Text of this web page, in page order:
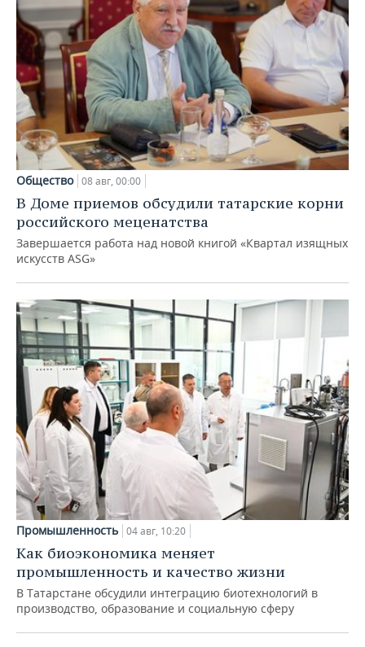
Общество 08 авг, 00:00
В Доме приемов обсудили татарские корни
российского меценатства
Завершается работа над новой книгой «Квартал изящных
искусств ASG»
Промышленность 04 авг, 10:20
Как биоэкономика меняет
промышленность и качество жизни
В Татарстане обсудили интеграцию биотехнологий в
производство, образование и социальную сферу